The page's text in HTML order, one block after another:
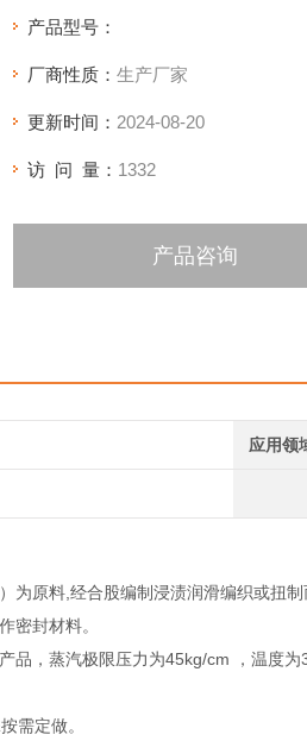
产品型号：
厂商性质： 生产厂家
更新时间： 2024-08-20
访 问 量： 1332
产品咨询
应用领
为原料,经合股编制浸渍润滑编织或扭
密封材料。
品，蒸汽极限压力为45kg/cm ，温度
需定做。